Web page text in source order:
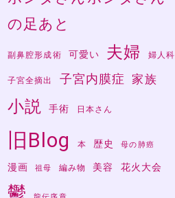
の足あと
副鼻腔形成術 可愛い 夫婦 婦人科
子宮全摘出 子宮内膜症 家族
小説 手術 日本さん
旧Blog 本 歴史 母の肺癌
漫画 祖母 編み物 美容 花火大会
鬱